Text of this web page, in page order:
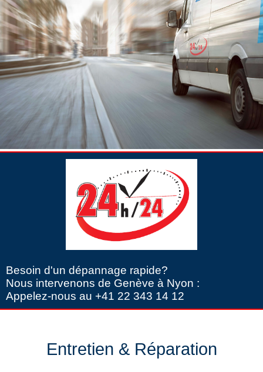
Besoin d'un dépannage rapide?
Nous intervenons de Genève à Nyon :
Appelez-nous au +41 22 343 14 12
Entretien & Réparation